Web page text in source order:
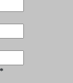
*